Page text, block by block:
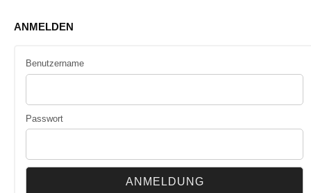
ANMELDEN
Benutzername
Passwort